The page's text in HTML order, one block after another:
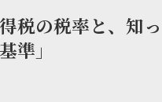
税の税率と、知
準」